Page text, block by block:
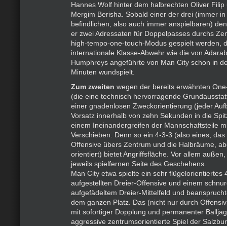
Hannes Wolf hinter dem halbrechten Oliver
Mergim Berisha. Sobald einer der drei (immer
befindlichen, also auch immer anspielbaren)
er zwei Adressaten für Doppelpasses durchs
high-tempo-one-touch-Modus gespielt werden,
internationale Klasse-Abwehr wie die von
Humphreys angeführte von Man City schon in
Minuten wundspielt.
Zum zweiten wegen der bereits erwähnten
(die eine technisch hervorragende
einer gnadenlosen Zweckorientierung (jeder
Vorsatz innerhalb von zehn Sekunden in die
einem Ineinandergreifen der Mannschaftsteile
Verschieben. Denn so ein 4-3-3 (also eines,
Offensive übers Zentrum und die Halbräume,
orientiert) bietet Angriffsfläche. Vor allem
jeweils spielfernen Seite des Geschehens.
Man City etwa spielte ein sehr flügelorientiertes
aufgestellten Dreier-Offensive und einem
aufgefädeltem Dreier-Mittelfeld und
dem ganzen Platz. Das (nicht nur durch
mit sofortiger Dopplung und permanenter
aggressive zentrumsorientierte Spiel der